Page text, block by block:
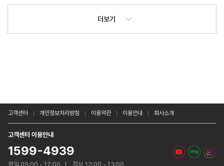
더보기
고객센터 개인정보처리방침 이용약관 이용안내 회사소개
고객센터 이용안내
1599-4939
평일 09:00 - 17:00 점심 12:00 - 13:00